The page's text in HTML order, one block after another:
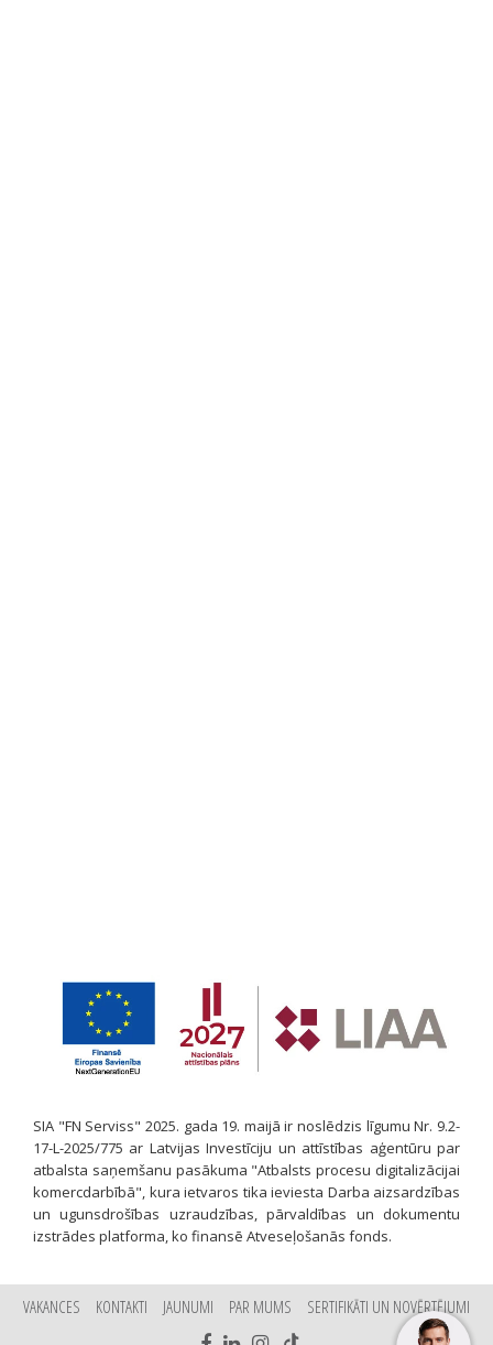
SIA "FN Serviss" 2025. gada 19. maijā ir noslēdzis līgumu Nr. 9.2-
17-L-2025/775 ar Latvijas Investīciju un attīstības aģentūru par
atbalsta saņemšanu pasākuma "Atbalsts procesu digitalizācijai
komercdarbībā", kura ietvaros tika ieviesta Darba aizsardzības
un ugunsdrošības uzraudzības, pārvaldības un dokumentu
izstrādes platforma, ko finansē Atveseļošanās fonds.
VAKANCES KONTAKTI JAUNUMI PAR MUMS SERTIFIKĀTI UN NOVĒRTĒJUMI